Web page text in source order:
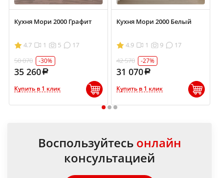
Кухня Мори 2000 Графит
4.7 1 5
17
50 070
-30%
35 260
Купить в 1 клик
Кухня Мори 2000 Белый
4.9 1 9
17
42 570
-27%
31 070
Купить в 1 клик
1 2 3
Воспользуйтесь онлайн
консультацией